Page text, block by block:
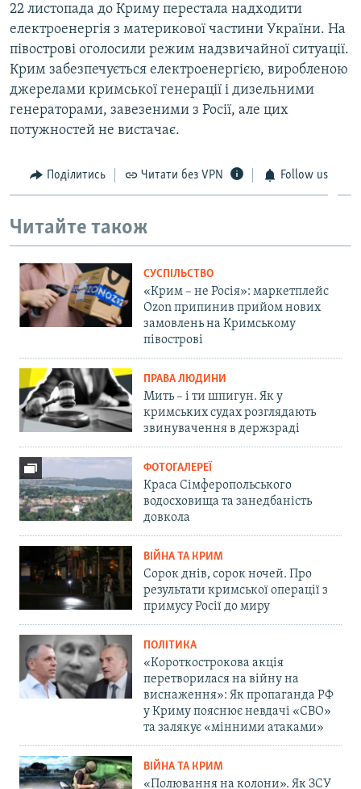
22 листопада до Криму перестала надходити
електроенергія з материкової частини України. На
півострові оголосили режим надзвичайної ситуації.
Крим забезпечується електроенергією, виробленою
джерелами кримської генерації і дизельними
генераторами, завезеними з Росії, але цих
потужностей не вистачає.
Поділитись Читати без VPN Follow us
Читайте також
СУСПІЛЬСТВО
«Крим – не Росія»: маркетплейс
Ozon припинив прийом нових
замовлень на Кримському
півострові
ПРАВА ЛЮДИНИ
Мить – і ти шпигун. Як у
кримських судах розглядають
звинувачення в держзраді
ФОТОГАЛЕРЕЇ
Краса Сімферопольського
водосховища та занедбаність
довкола
ВІЙНА ТА КРИМ
Сорок днів, сорок ночей. Про
результати кримської операції з
примусу Росії до миру
ПОЛІТИКА
«Короткострокова акція
перетворилася на війну на
виснаження»: Як пропаганда РФ
у Криму пояснює невдачі «СВО»
та залякує «мінними атаками»
ВІЙНА ТА КРИМ
«Полювання на колони». Як ЗСУ